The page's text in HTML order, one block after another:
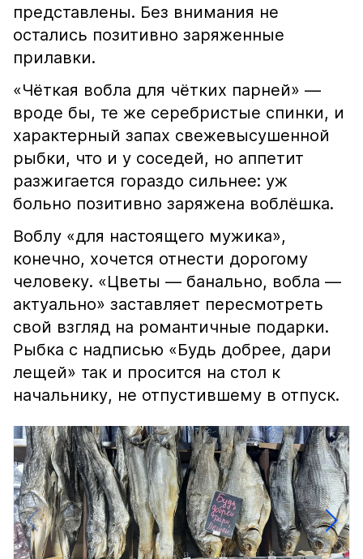
представлены. Без внимания не
остались позитивно заряженные
прилавки.
«Чёткая вобла для чётких парней» —
вроде бы, те же серебристые спинки, и
характерный запах свежевысушенной
рыбки, что и у соседей, но аппетит
разжигается гораздо сильнее: уж
больно позитивно заряжена воблёшка.
Воблу «для настоящего мужика»,
конечно, хочется отнести дорогому
человеку. «Цветы — банально, вобла —
актуально» заставляет пересмотреть
свой взгляд на романтичные подарки.
Рыбка с надписью «Будь добрее, дари
лещей» так и просится на стол к
начальнику, не отпустившему в отпуск.